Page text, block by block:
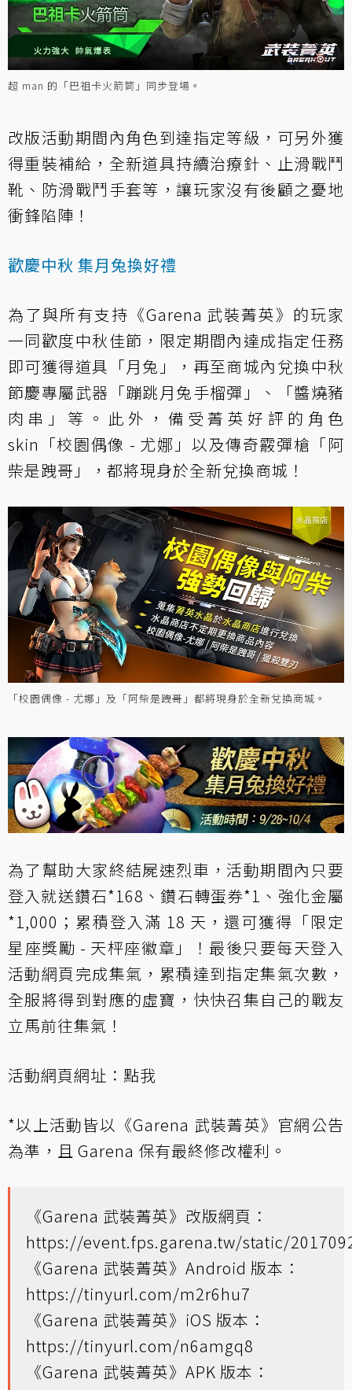
超 man 的「巴祖卡火箭筒」同步登場。
改版活動期間內角色到達指定等級，可另外獲
得重裝補給，全新道具持續治療針、止滑戰鬥
靴、防滑戰鬥手套等，讓玩家沒有後顧之憂地
衝鋒陷陣！
歡慶中秋 集月兔換好禮
為了與所有支持《Garena 武裝菁英》的玩家
一同歡度中秋佳節，限定期間內達成指定任務
即可獲得道具「月兔」，再至商城內兌換中秋
節慶專屬武器「蹦跳月兔手榴彈」、「醬燒豬
肉串」等。此外，備受菁英好評的角色
skin「校園偶像 - 尤娜」以及傳奇霰彈槍「阿
柴是跩哥」，都將現身於全新兌換商城！
「校園偶像 - 尤娜」及「阿柴是跩哥」都將現身於全新兌換商城。
為了幫助大家終結屍速烈車，活動期間內只要
登入就送鑽石*168、鑽石轉蛋券*1、強化金屬
*1,000；累積登入滿 18 天，還可獲得「限定
星座獎勵 - 天枰座徽章」！最後只要每天登入
活動網頁完成集氣，累積達到指定集氣次數，
全服將得到對應的虛寶，快快召集自己的戰友
立馬前往集氣！
活動網頁網址： 點我
*以上活動皆以《Garena 武裝菁英》官網公告
為準，且 Garena 保有最終修改權利。
《Garena 武裝菁英》改版網頁：
https://event.fps.garena.tw/static/
《Garena 武裝菁英》Android 版本：
https://tinyurl.com/m2r6hu7
《Garena 武裝菁英》iOS 版本：
https://tinyurl.com/n6amgq8
《Garena 武裝菁英》APK 版本：